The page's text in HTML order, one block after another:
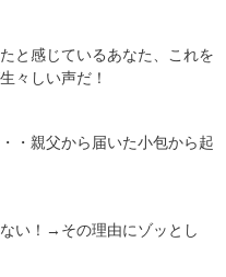
と感じているあなた、これを
々しい声だ！
・親父から届いた小包から起
い！→その理由にゾッとし